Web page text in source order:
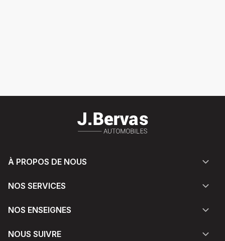
À PROPOS DE NOUS
NOS SERVICES
NOS ENSEIGNES
NOUS SUIVRE